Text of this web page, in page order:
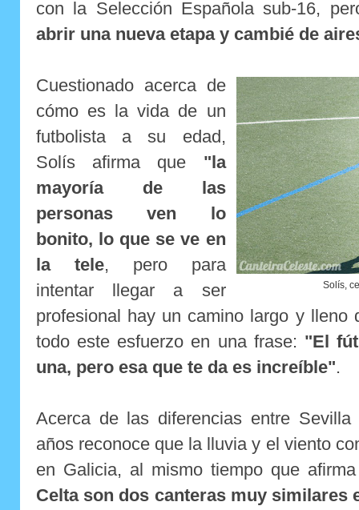
con la Selección Española sub-16,
abrir una nueva etapa y cambié de
Solís,
Cuestionado acerca de
cómo es la vida de un
futbolista a su edad,
Solís afirma que "la
mayoría de las
personas ven lo
bonito, lo que se ve en
la tele, pero para
intentar llegar a ser
profesional hay un camino largo y lleno
todo este esfuerzo en una frase: "El
una, pero esa que te da es increíble".
Acerca de las diferencias entre
años reconoce que la lluvia y el viento
en Galicia, al mismo tiempo que
Celta son dos canteras muy similares